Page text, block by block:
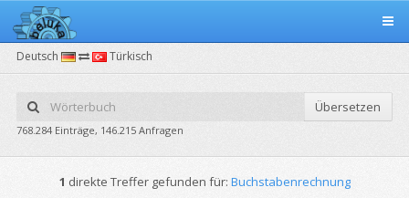
Deutsch Türkisch
Übersetzen
768.284 Einträge, 146.215 Anfragen
1 direkte Treffer gefunden für: Buchstabenrechnung